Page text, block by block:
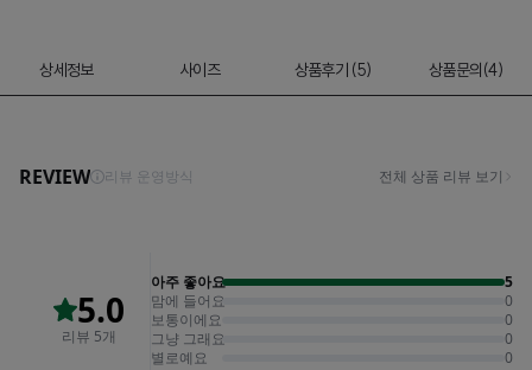
상세정보 사이즈 상품후기 (5) 상품문의(4)